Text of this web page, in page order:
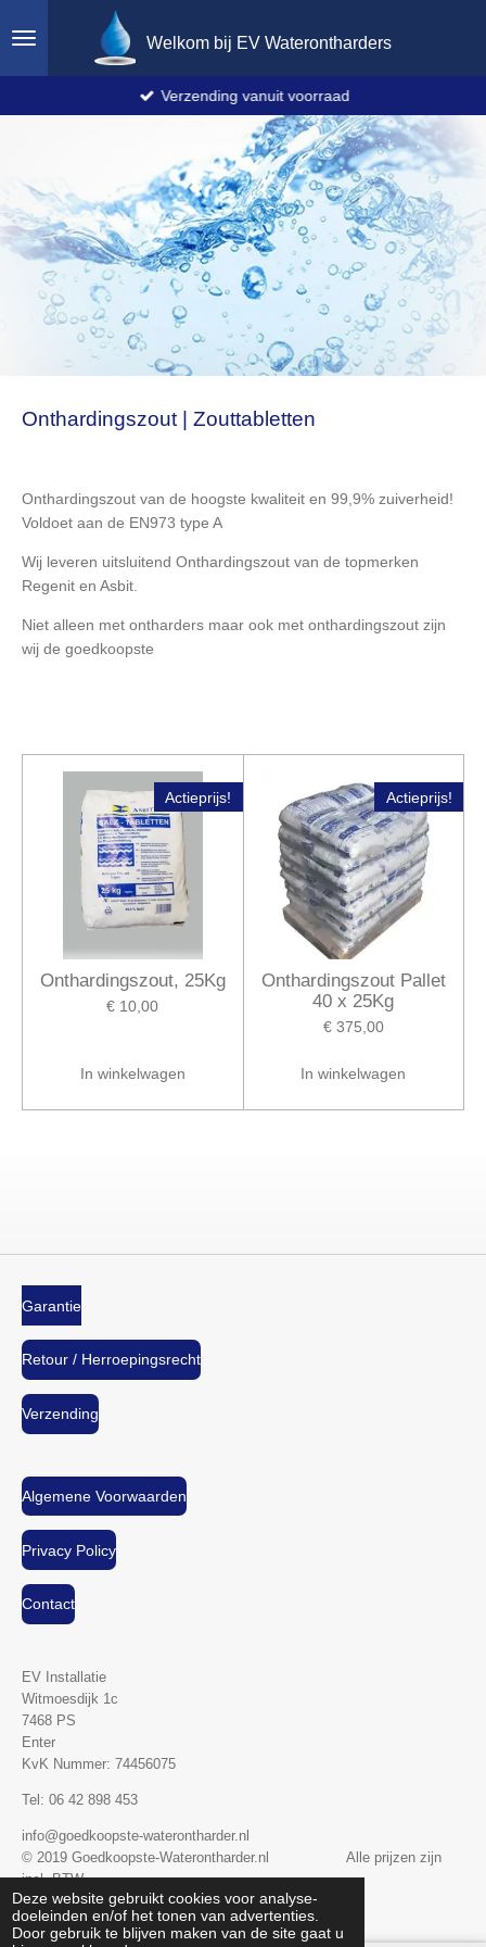
Deze website gebruikt cookies voor analyse-
doeleinden en/of het tonen van advertenties.
Door gebruik te blijven maken van de site gaat u
direct
hoofdinhoud
Welkom bij EV Waterontharders
Verzending vanuit voorraad
Onthardingszout | Zouttabletten
Onthardingszout van de hoogste kwaliteit en 99,9% zuiverheid!
Voldoet aan de EN973 type A
Wij leveren uitsluitend Onthardingszout van de topmerken
Regenit en Asbit.
Niet alleen met ontharders maar ook met onthardingszout zijn
wij de goedkoopste
Actieprijs!
Onthardingszout, 25Kg
€ 10,00
In winkelwagen
Actieprijs!
Onthardingszout Pallet
40 x 25Kg
€ 375,00
In winkelwagen
Garantie
Retour / Herroepingsrecht
Verzending
Algemene Voorwaarden
Privacy Policy
Contact
EV Installatie
Witmoesdijk 1c
7468 PS
Enter
KvK Nummer: 74456075
Tel: 06 42 898 453
info@goedkoopste-waterontharder.nl
© 2019 Goedkoopste-Waterontharder.nl Alle prijzen zijn
incl. BTW
Powered byJouwWeb